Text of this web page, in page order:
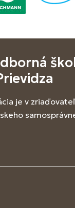
je v